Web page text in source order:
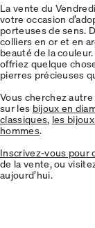
La vente du
votre occasion
porteuses de sens.
colliers en or et en
beauté de la
offriez quelque
pierres précieuses
Vous cherchez
sur les bijoux en
classiques, les
hommes.
Inscrivez-vous pour
de la vente, ou
aujourd’hui.